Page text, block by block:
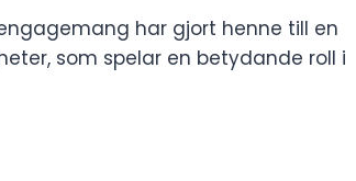
har gjort henne till en
som spelar en betydande roll i